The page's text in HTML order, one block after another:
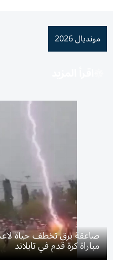
مونديال 2026
مباراة كرة قدم في تايلاند